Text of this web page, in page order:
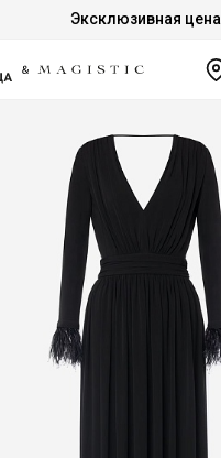
Эксклюзивная цена